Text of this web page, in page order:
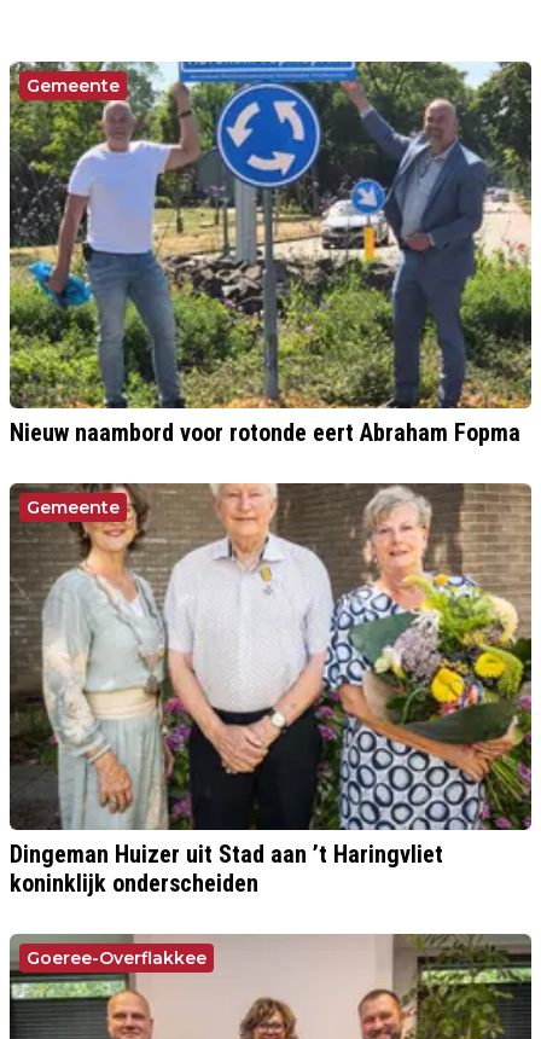
Gemeente
Nieuw naambord voor rotonde eert Abraham Fopma
Gemeente
Dingeman Huizer uit Stad aan ’t Haringvliet
koninklijk onderscheiden
Goeree-Overflakkee